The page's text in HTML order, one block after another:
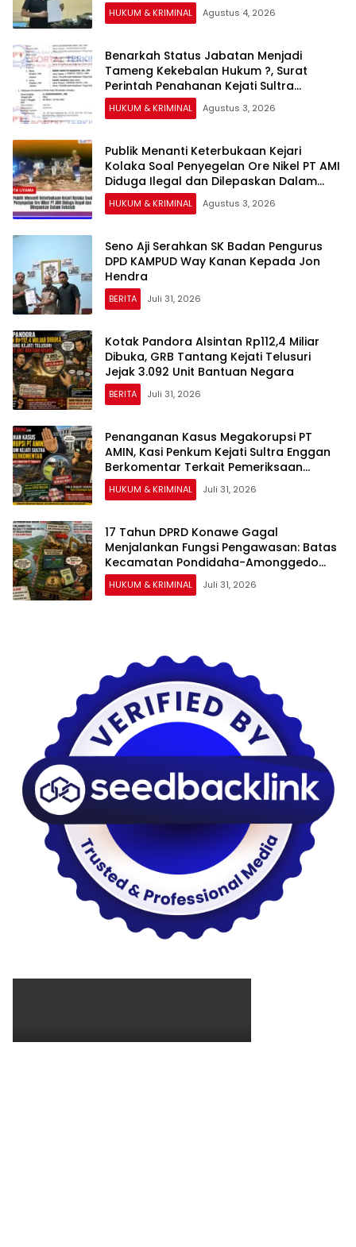
HUKUM & KRIMINAL Agustus 4, 2026
Benarkah Status Jabatan Menjadi
Tameng Kekebalan Hukum ?, Surat
Perintah Penahanan Kejati Sultra
Terhadap Bupati Bombana Selama 20
Hari Dipertanyakan
HUKUM & KRIMINAL Agustus 3, 2026
Publik Menanti Keterbukaan Kejari
Kolaka Soal Penyegelan Ore Nikel PT AMI
Diduga Ilegal dan Dilepaskan Dalam
Sekejab
HUKUM & KRIMINAL Agustus 3, 2026
Seno Aji Serahkan SK Badan Pengurus
DPD KAMPUD Way Kanan Kepada Jon
Hendra
BERITA Juli 31, 2026
Kotak Pandora Alsintan Rp112,4 Miliar
Dibuka, GRB Tantang Kejati Telusuri
Jejak 3.092 Unit Bantuan Negara
BERITA Juli 31, 2026
Penanganan Kasus Megakorupsi PT
AMIN, Kasi Penkum Kejati Sultra Enggan
Berkomentar Terkait Pemeriksaan
Surveyor PT Tribhakti
HUKUM & KRIMINAL Juli 31, 2026
17 Tahun DPRD Konawe Gagal
Menjalankan Fungsi Pengawasan: Batas
Kecamatan Pondidaha-Amonggedo
tidak Mampu Diselesaikan
HUKUM & KRIMINAL Juli 31, 2026